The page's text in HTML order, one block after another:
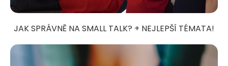
JAK SPRÁVNĚ NA SMALL TALK? + NEJLEPŠÍ TÉMATA!